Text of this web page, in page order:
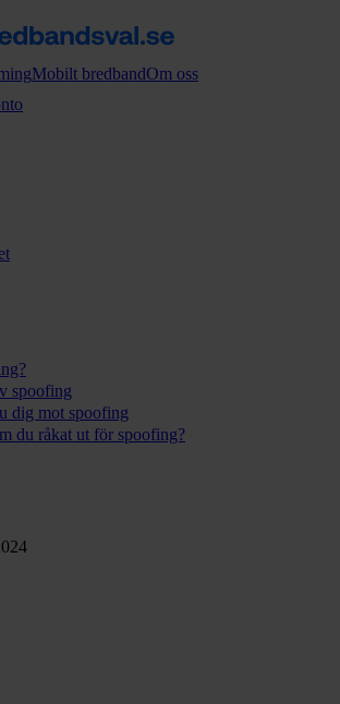
Mobilt bredbandOm oss
spoofing
dig mot spoofing
du råkat ut för spoofing?